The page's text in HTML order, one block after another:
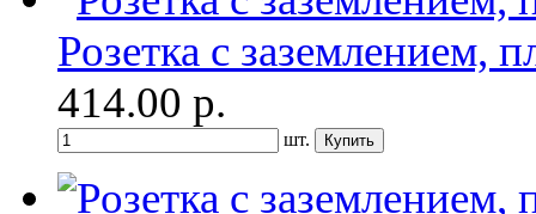
Розетка с заземлением,
414.00 р.
шт.